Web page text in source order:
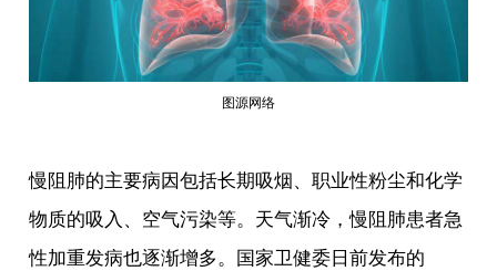
图源网络
慢阻肺的主要病因包括长期吸烟、职业性粉尘和化学
物质的吸入、空气污染等。天气渐冷，慢阻肺患者急
性加重发病也逐渐增多。国家卫健委日前发布的